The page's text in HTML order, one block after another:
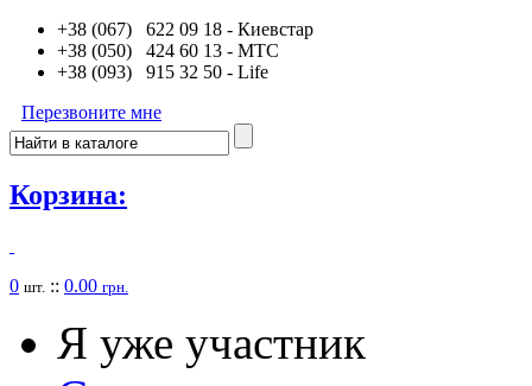
+38 (067) 622 09 18 - Киевстар
+38 (050) 424 60 13 - MTC
+38 (093) 915 32 50 - Life
Перезвоните мне
Корзина:
0 шт. :: 0.00 грн.
Я уже участник